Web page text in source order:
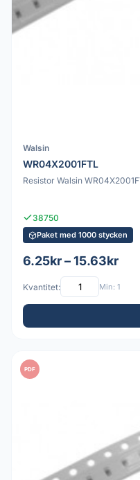
Walsin
WR04X2001FTL
Resistor Walsin
38750
Paket med 1000 stycken
6.25kr – 15.63kr
Kvantitet: Min: 1
PDF